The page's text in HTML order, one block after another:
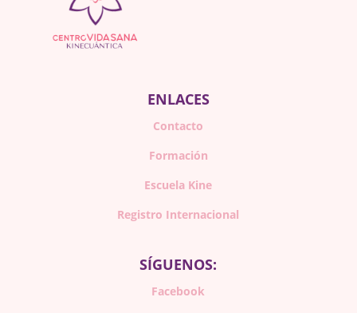
ENLACES
Contacto
Formación
Escuela Kine
Registro Internacional
SÍGUENOS:
Facebook